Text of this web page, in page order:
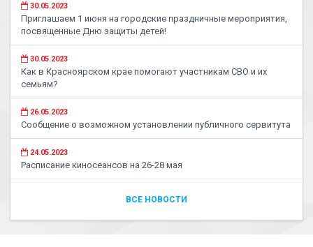
30.05.2023
Приглашаем 1 июня на городские праздничные мероприятия,
посвященные Дню защиты детей!
30.05.2023
Как в Красноярском крае помогают участникам СВО и их
семьям?
26.05.2023
Сообщение о возможном установлении публичного сервитута
24.05.2023
Расписание киносеансов на 26-28 мая
ВСЕ НОВОСТИ